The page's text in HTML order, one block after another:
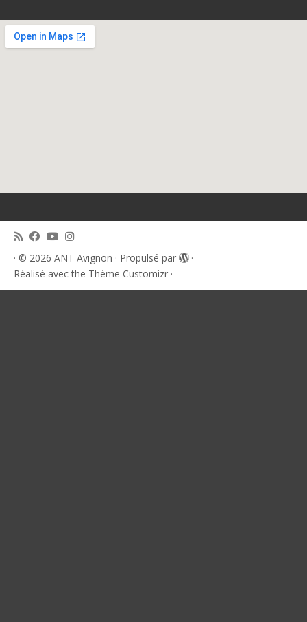
· © 2026 ANT Avignon · Propulsé par
·
Réalisé avec the Thème Customizr ·